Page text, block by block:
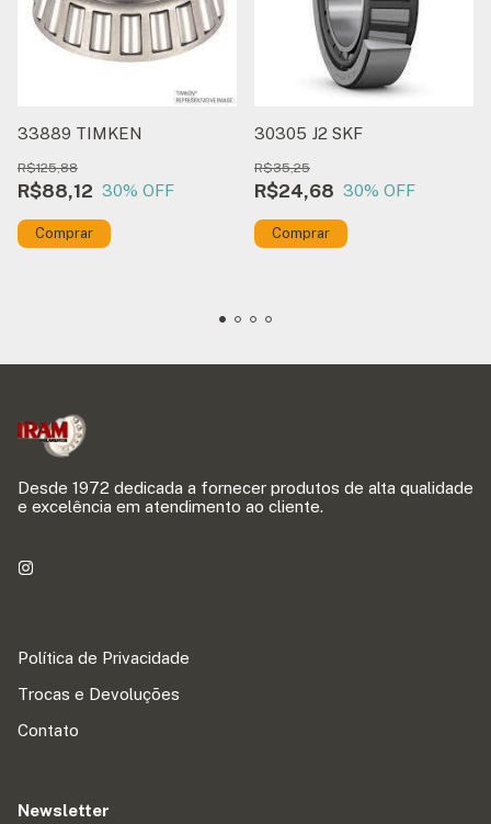
33889 TIMKEN
R$88,12
R$125,88
30% OFF
30305 J2 SKF
R$24,68
R$35,25
30% OFF
Desde 1972 dedicada a fornecer produtos de alta qualidade
e excelência em atendimento ao cliente.
Política de Privacidade
Trocas e Devoluções
Contato
Newsletter